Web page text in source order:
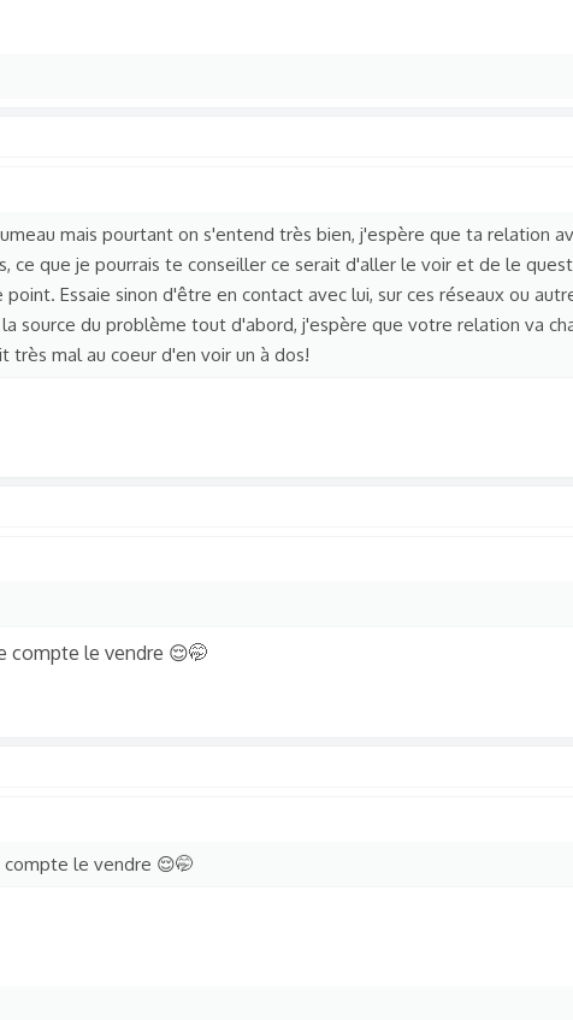
se dispute moins, et ça s'est toujours mal terminé.
relation à mes parents, etc. Je ne sais pas comment faire, mais je
peur que ça dégénère, d'une manière ou d'une autre.
à ce sujet ? Avez vous déjà vécu quelque chose de semblable ?
mais pourtant on s'entend très bien, j'espère que ta relation
ce que je pourrais te conseiller ce serait d'aller le voir et de le
Essaie sinon d'être en contact avec lui, sur ces réseaux ou
source du problème tout d'abord, j'espère que votre relation va
très mal au coeur d'en voir un à dos!
compte le vendre 😌🤭
compte le vendre 😌🤭